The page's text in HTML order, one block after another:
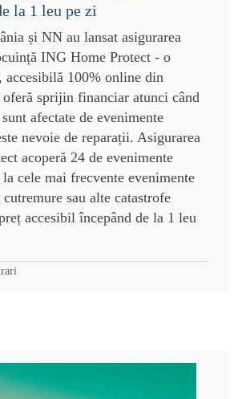
la 1 leu pe zi
și NN au lansat asigurarea
ING Home Protect - o
100% online din
oferă sprijin financiar atunci când
afectate de evenimente
nevoie de reparații. Asigurarea
acoperă 24 de evenimente
cele mai frecvente evenimente
sau alte catastrofe
accesibil începând de la 1 leu